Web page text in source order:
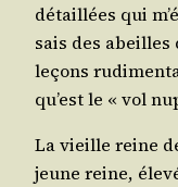
détaillées qui
sais des abeilles
leçons
qu’est le « vol
La vieille reine
jeune reine,